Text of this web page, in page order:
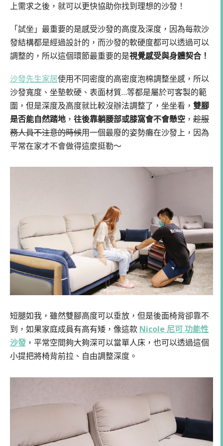
上需求之後，就可以更快協助你找到理想的沙發！
「試坐」最重要的是感受沙發的高度及深度，因為每款沙
發結構都是經過設計的，而沙發的軟硬度都可以透過可以
調整的，所以這個環節最重要的是視覺感受與身體契合！
沙發先生家居使用不同密度的高密度泡棉調整坐感，所以
沙發寬度、坐墊軟硬、表面材質…等都是屬於可客製的範
圍，但是深度及高度就比較沒辦法調整了，坐坐看， 雙腳
是否能自然踏地 ， 往後靠躺腰部或膝窩會不會懸空 ， 趁服
務人員不注意的時候用一個最廢的姿勢癱在沙發上，因為
平常在家才不會做得這麼挺勒～
短腿如我，雖然雙腳高度可以垂放，但是後面椅背卻靠不
到，如果家庭成員有高有矮，像這款 Nicole 尼可 功能性
沙發 ，平常空間夠大夠深可以當單人床，也可以透過這個
小提把將椅背前拉、自由調整深度。